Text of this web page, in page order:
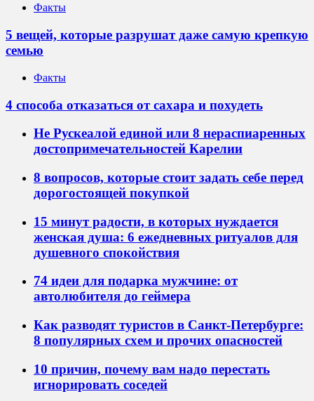
Факты
5 вещей, которые разрушат даже самую крепкую
семью
Факты
4 способа отказаться от сахара и похудеть
Не Рускеалой единой или 8 нераспиаренных
достопримечательностей Карелии
8 вопросов, которые стоит задать себе перед
дорогостоящей покупкой
15 минут радости, в которых нуждается
женская душа: 6 ежедневных ритуалов для
душевного спокойствия
74 идеи для подарка мужчине: от
автолюбителя до геймера
Как разводят туристов в Санкт-Петербурге:
8 популярных схем и прочих опасностей
10 причин, почему вам надо перестать
игнорировать соседей